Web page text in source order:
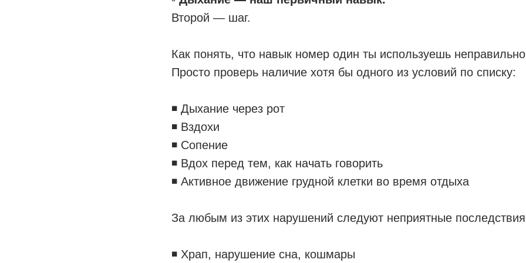
Второй — шаг.
Как понять, что навык номер один ты используешь
Просто проверь наличие хотя бы одного из условий по списку:
◾️ Дыхание через рот
◾️ Вздохи
◾️ Сопение
◾️ Вдох перед тем, как начать говорить
◾️ Активное движение грудной клетки во время отдыха
За любым из этих нарушений следуют неприятные
◾️ Храп, нарушение сна, кошмары